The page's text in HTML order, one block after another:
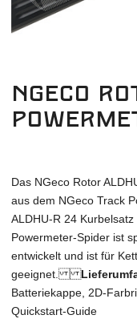
NGeco
Das NGeco Rotor
aus dem NGeco Track
ALDHU-R 24
Powermeter-Spider ist
entwickelt und ist für
geeignet.
Batteriekappe, 2D-
Quickstart-Guide